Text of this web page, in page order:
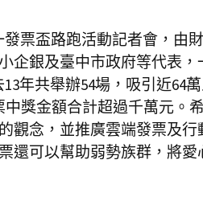
票盃路跑活動記者會，由
企銀及臺中市政府等代表，
年共舉辦54場，吸引近64
獎金額合計超過千萬元。
觀念，並推廣雲端發票及行
還可以幫助弱勢族群，將愛